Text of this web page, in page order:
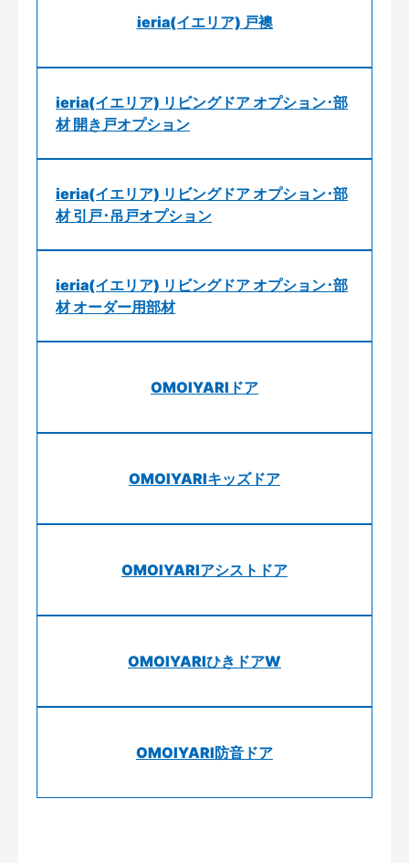
ieria(イエリア) 戸襖
ieria(イエリア) リビングドア オプション･部
材 開き戸オプション
ieria(イエリア) リビングドア オプション･部
材 引戸･吊戸オプション
ieria(イエリア) リビングドア オプション･部
材 オーダー用部材
OMOIYARIドア
OMOIYARIキッズドア
OMOIYARIアシストドア
OMOIYARIひきドアW
OMOIYARI防音ドア